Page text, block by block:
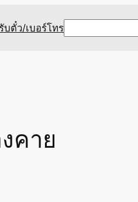
บตั๋ว/เบอร์โทรSearch
คาย